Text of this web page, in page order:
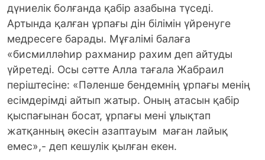
дүниелік болғанда қабір азабына түседі.
Артында қалған ұрпағы дін білімін үйренуге
медресеге барады. Мұғалімі балаға
«бисмилләһир рахманир рахим деп айтуды
үйретеді. Осы сәтте Алла тағала Жабраил
періштесіне: «Пәленше бендемнің ұрпағы менің
есімдерімді айтып жатыр. Оның атасын қабір
қыспағынан босат, ұрпағы мені ұлықтап
жатқанның әкесін азаптауым маған лайық
емес»,- деп кешулік қылған екен.